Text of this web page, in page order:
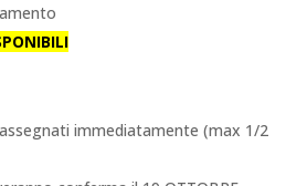
immediatamente (max 1/2